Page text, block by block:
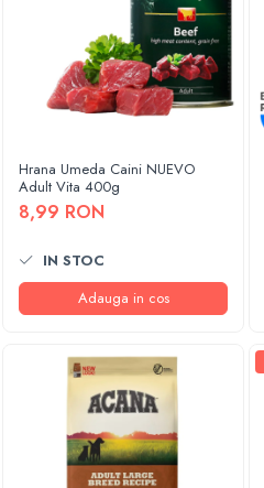
Hrana Umeda Caini NUEVO
Adult Vita 400g
8,99 RON
IN STOC
Adauga in cos